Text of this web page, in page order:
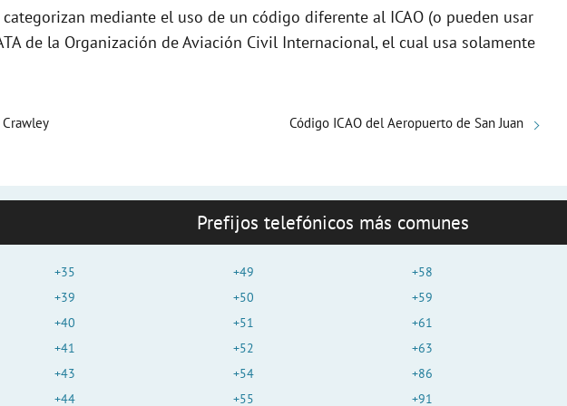
e
mediante el uso de un código diferente al ICAO (o pueden usar
de la Organización de Aviación Civil Internacional, el cual usa solamente
Código ICAO del Aeropuerto de San Juan
Prefijos telefónicos más comunes
+35
+39
+40
+41
+43
+44
+49
+50
+51
+52
+54
+55
+58
+59
+61
+63
+86
+91